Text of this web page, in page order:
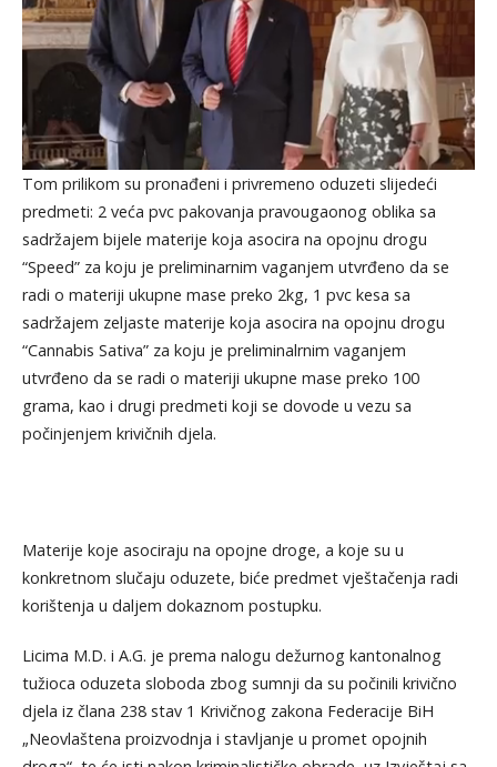
Tom prilikom su pronađeni i privremeno oduzeti slijedeći
predmeti: 2 veća pvc pakovanja pravougaonog oblika sa
sadržajem bijele materije koja asocira na opojnu drogu
“Speed” za koju je preliminarnim vaganjem utvrđeno da se
radi o materiji ukupne mase preko 2kg, 1 pvc kesa sa
sadržajem zeljaste materije koja asocira na opojnu drogu
“Cannabis Sativa” za koju je preliminalrnim vaganjem
utvrđeno da se radi o materiji ukupne mase preko 100
grama, kao i drugi predmeti koji se dovode u vezu sa
počinjenjem krivičnih djela.
Materije koje asociraju na opojne droge, a koje su u
konkretnom slučaju oduzete, biće predmet vještačenja radi
korištenja u daljem dokaznom postupku.
Licima M.D. i A.G. je prema nalogu dežurnog kantonalnog
tužioca oduzeta sloboda zbog sumnji da su počinili krivično
djela iz člana 238 stav 1 Krivičnog zakona Federacije BiH
„Neovlaštena proizvodnja i stavljanje u promet opojnih